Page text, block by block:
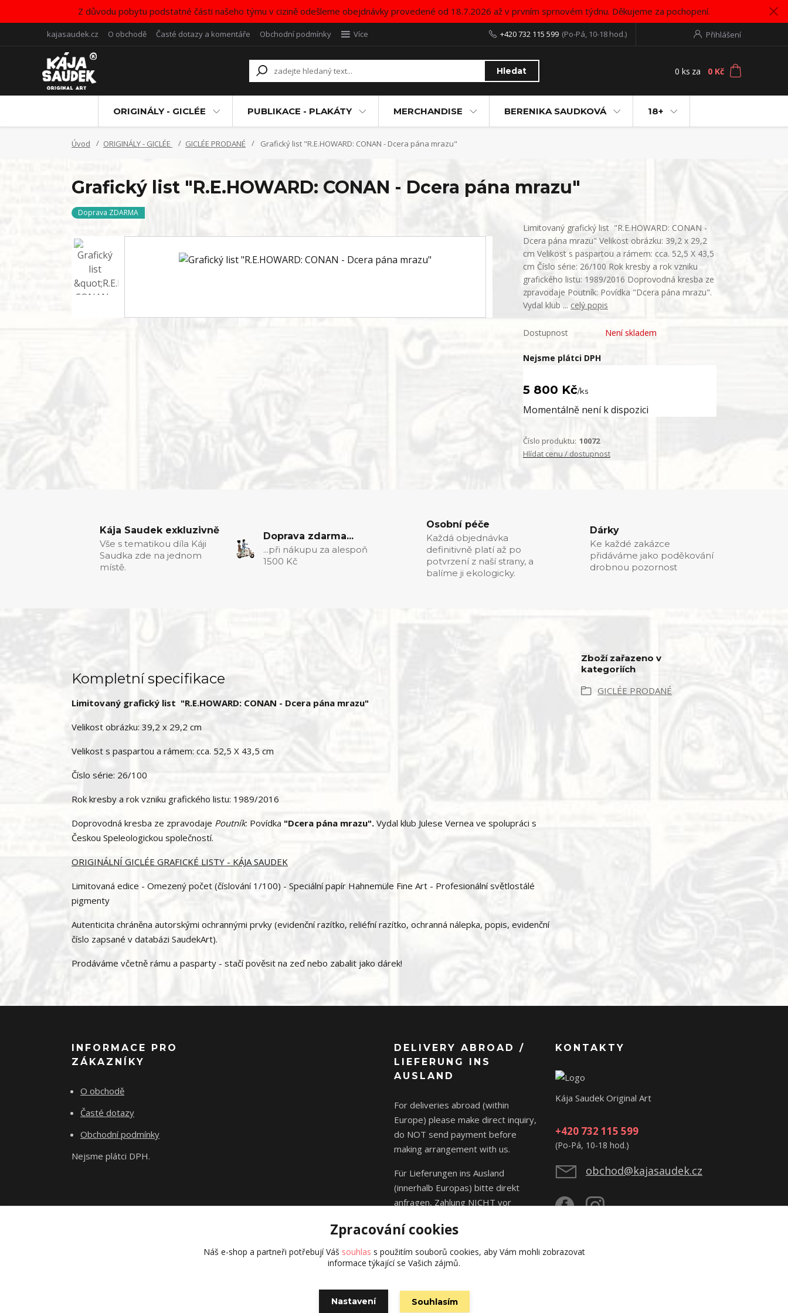
Z důvodu pobytu podstatné části našeho týmu v cizině odešleme obejdnávky provedené od 18.7.2026 až v prvním sprnovém týdnu. Děkujeme za pochopení.
kajasaudek.cz O obchodě Časté dotazy a komentáře Obchodní podmínky Více Přihlášení
Hledat
+420 732 115 599 (Po-Pá, 10-18 hod.)
0 ks za 0 Kč
ORIGINÁLY - GICLÉE PUBLIKACE - PLAKÁTY MERCHANDISE BERENIKA SAUDKOVÁ 18+
Úvod ORIGINÁLY - GICLÉE GICLÉE PRODANÉ Grafický list "R.E.HOWARD: CONAN - Dcera pána mrazu"
Grafický list "R.E.HOWARD: CONAN - Dcera pána mrazu"
Doprava ZDARMA
Limitovaný grafický list "R.E.HOWARD: CONAN -
Dcera pána mrazu" Velikost obrázku: 39,2 x 29,2
cm Velikost s paspartou a rámem: cca. 52,5 X 43,5
cm Číslo série: 26/100 Rok kresby a rok vzniku
grafického listu: 1989/2016 Doprovodná kresba ze
zpravodaje Poutník: Povídka "Dcera pána mrazu".
Vydal klub ... celý popis
Dostupnost Není skladem
Nejsme plátci DPH
5 800 Kč/ks
Momentálně není k dispozici
Číslo produktu: 10072
Hlídat cenu / dostupnost
Kája Saudek exkluzivně
Vše s tematikou díla Káji
Saudka zde na jednom
místě.
Doprava zdarma...
...při nákupu za alespoň
1500 Kč
Osobní péče
Každá objednávka
definitivně platí až po
potvrzení z naší strany, a
balíme ji ekologicky.
Dárky
Ke každé zakázce
přidáváme jako poděkování
drobnou pozornost
Kompletní specifikace
Limitovaný grafický list "R.E.HOWARD: CONAN - Dcera pána mrazu"
Velikost obrázku: 39,2 x 29,2 cm
Velikost s paspartou a rámem: cca. 52,5 X 43,5 cm
Číslo série: 26/100
Rok kresby a rok vzniku grafického listu: 1989/2016
Doprovodná kresba ze zpravodaje Poutník: Povídka "Dcera pána mrazu". Vydal klub Julese Vernea ve spolupráci s
Českou Speleologickou společností.
ORIGINÁLNÍ GICLÉE GRAFICKÉ LISTY - KÁJA SAUDEK
Limitovaná edice - Omezený počet (číslování 1/100) - Speciální papír Hahnemüle Fine Art - Profesionální světlostálé
pigmenty
Autenticita chráněna autorskými ochrannými prvky (evidenční razítko, reliéfní razítko, ochranná nálepka, popis, evidenční
číslo zapsané v databázi SaudekArt).
Prodáváme včetně rámu a pasparty - stačí pověsit na zeď nebo zabalit jako dárek!
Zboží zařazeno v
kategoriích
GICLÉE PRODANÉ
INFORMACE PRO
ZÁKAZNÍKY
O obchodě
Časté dotazy
Obchodní podmínky
Nejsme plátci DPH.
DELIVERY ABROAD /
LIEFERUNG INS
AUSLAND
For deliveries abroad (within
Europe) please make direct inquiry,
do NOT send payment before
making arrangement with us.
Für Lieferungen ins Ausland
(innerhalb Europas) bitte direkt
anfragen, Zahlung NICHT vor
KONTAKTY
Kája Saudek Original Art
+420 732 115 599
(Po-Pá, 10-18 hod.)
obchod@kajasaudek.cz
© Kája Saudek - family 2023
Zpracování cookies
Náš e-shop a partneři potřebují Váš souhlas s použitím souborů cookies, aby Vám mohli zobrazovat
informace týkající se Vašich zájmů.
Nastavení Souhlasím